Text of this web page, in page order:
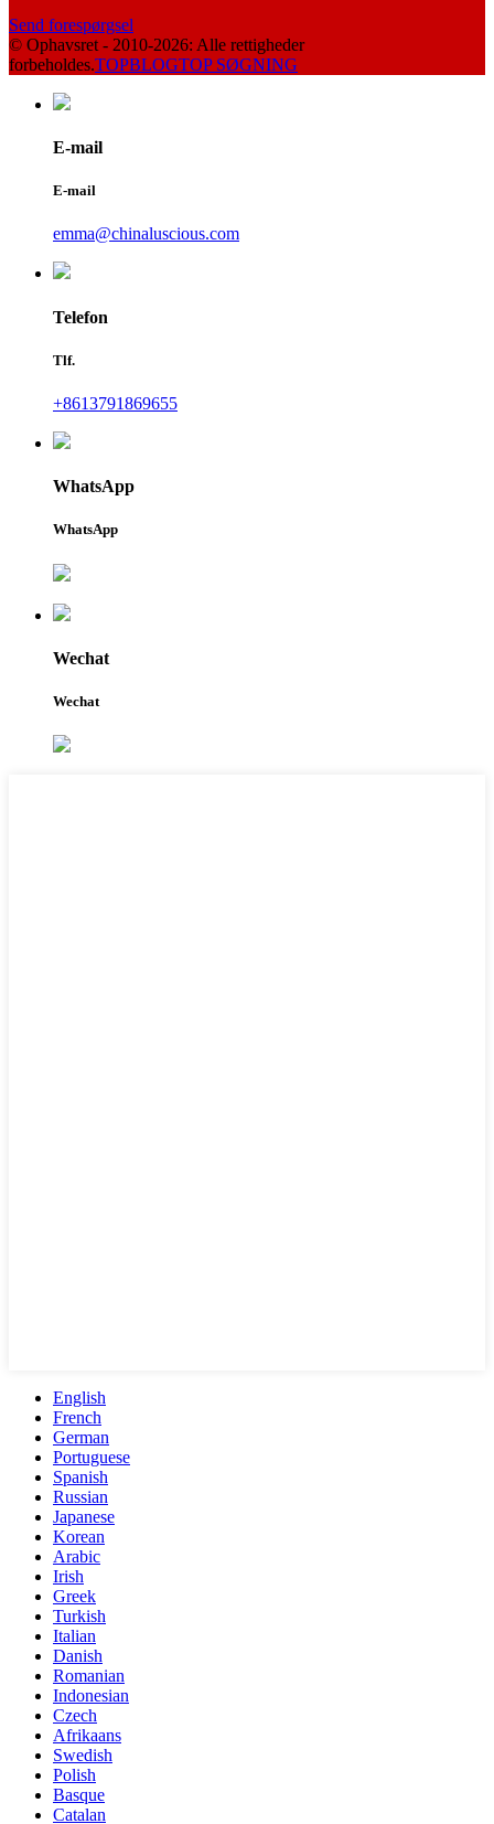
Send forespørgsel
© Ophavsret - 2010-2026: Alle rettigheder
forbeholdes.TOPBLOGTOP SØGNING
E-mail
E-mail
emma@chinaluscious.com
Telefon
Tlf.
+8613791869655
WhatsApp
WhatsApp
Wechat
Wechat
English
French
German
Portuguese
Spanish
Russian
Japanese
Korean
Arabic
Irish
Greek
Turkish
Italian
Danish
Romanian
Indonesian
Czech
Afrikaans
Swedish
Polish
Basque
Catalan